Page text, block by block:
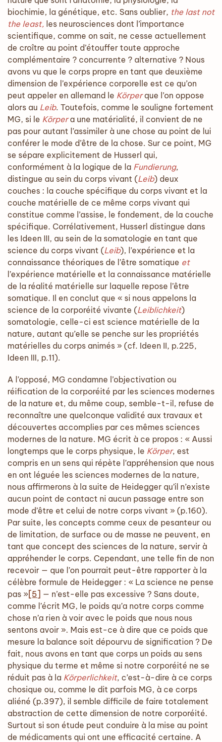
biochimie, la génétique, etc. Sans oublier, the last not
the least, les neurosciences dont l’importance
scientifique, comme on sait, ne cesse actuellement
de croître au point d’étouffer toute approche
complémentaire ? concurrente ? alternative ? Nous
avons vu que le corps propre en tant que deuxième
dimension de l’expérience corporelle est ce qu’on
peut appeler en allemand le Körperque l’on oppose
alors au Leib. Toutefois, comme le souligne fortement
MG, si le Körpera une matérialité, il convient de ne
pas pour autant l’assimiler à une chose au point de lui
conférer le mode d’être de la chose. Sur ce point, MG
se sépare explicitement de Husserl qui,
conformément à la logique de la Fundierung,
distingue au sein du corps vivant (Leib) deux
couches : la couche spécifique du corps vivant et la
couche matérielle de ce même corps vivant qui
constitue comme l’assise, le fondement, de la couche
spécifique. Corrélativement, Husserl distingue dans
les Ideen III, au sein de la somatologie en tant que
science du corps vivant (Leib), l’expérience et la
connaissance théoriques de l’être somatique et
l’expérience matérielle et la connaissance matérielle
de la réalité matérielle sur laquelle repose l’être
somatique. Il en conclut que « si nous appelons la
science de la corporéité vivante (Leiblichkeit)
somatologie, celle-ci est science matérielle de la
nature, autant qu’elle se penche sur les propriétés
matérielles du corps animés » (cf. Ideen II, p.225,
Ideen III, p.11).
A l’opposé, MG condamne l’objectivation ou
réification de la corporéité par les sciences modernes
de la nature et, du même coup, semble-t-il, refuse de
reconnaître une quelconque validité aux travaux et
découvertes accomplies par ces mêmes sciences
modernes de la nature. MG écrit à ce propos : « Aussi
longtemps que le corps physique, le Körper, est
compris en un sens qui répète l’appréhension que nous
en ont léguée les sciences modernes de la nature,
nous affirmerons à la suite de Heidegger qu’il n’existe
aucun point de contact ni aucun passage entre son
mode d’être et celui de notre corps vivant » (p.160).
Par suite, les concepts comme ceux de pesanteur ou
de limitation, de surface ou de masse ne peuvent, en
tant que concept des sciences de la nature, servir à
appréhender le corps. Cependant, une telle fin de non
recevoir — que l’on pourrait peut-être rapporter à la
célèbre formule de Heidegger : « La science ne pense
pas »[5] — n’est-elle pas excessive ? Sans doute,
comme l’écrit MG, le poids qu’a notre corps comme
chose n’a rien à voir avec le poids que nous nous
sentons avoir ». Mais est-ce à dire que ce poids que
mesure la balance soit dépourvu de signification ? De
fait, nous avons en tant que corps un poids au sens
physique du terme et même si notre corporéité ne se
réduit pas à la Körperlichkeit, c’est-à-dire à ce corps
chosique ou, comme le dit parfois MG, à ce corps
aliéné (p.397), il semble difficile de faire totalement
abstraction de cette dimension de notre corporéité.
Surtout si son étude peut conduire à la mise au point
de médicaments qui ont une efficacité certaine. A